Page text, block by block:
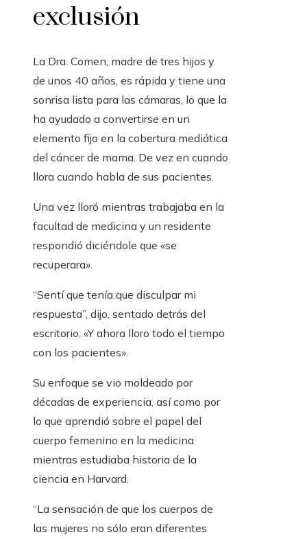
exclusión
La Dra. Comen, madre de tres hijos y
de unos 40 años, es rápida y tiene una
sonrisa lista para las cámaras, lo que la
ha ayudado a convertirse en un
elemento fijo en la cobertura mediática
del cáncer de mama. De vez en cuando
llora cuando habla de sus pacientes.
Una vez lloró mientras trabajaba en la
facultad de medicina y un residente
respondió diciéndole que «se
recuperara».
“Sentí que tenía que disculpar mi
respuesta”, dijo, sentado detrás del
escritorio. «Y ahora lloro todo el tiempo
con los pacientes».
Su enfoque se vio moldeado por
décadas de experiencia, así como por
lo que aprendió sobre el papel del
cuerpo femenino en la medicina
mientras estudiaba historia de la
ciencia en Harvard.
“La sensación de que los cuerpos de
las mujeres no sólo eran diferentes